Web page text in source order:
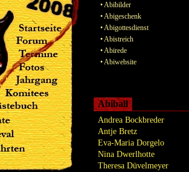
• Abibilder
• Abigeschenk
• Abigottesdienst
• Abistreich
• Abirede
• Abiwebsite
Abiball
Andrea Bockbreder
Antje Bretz
Eva-Maria Dorgelo
Nina Dwerlhotte
Theresa Düvelmeyer